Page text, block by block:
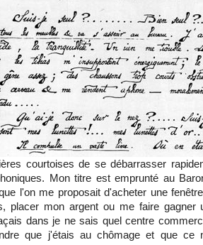
courtoises de se débarrasser
Mon titre est emprunté au
l'on me proposait d'acheter une
placer mon argent ou me faire
dans je ne sais quel centre
que j'étais au chômage et que ce